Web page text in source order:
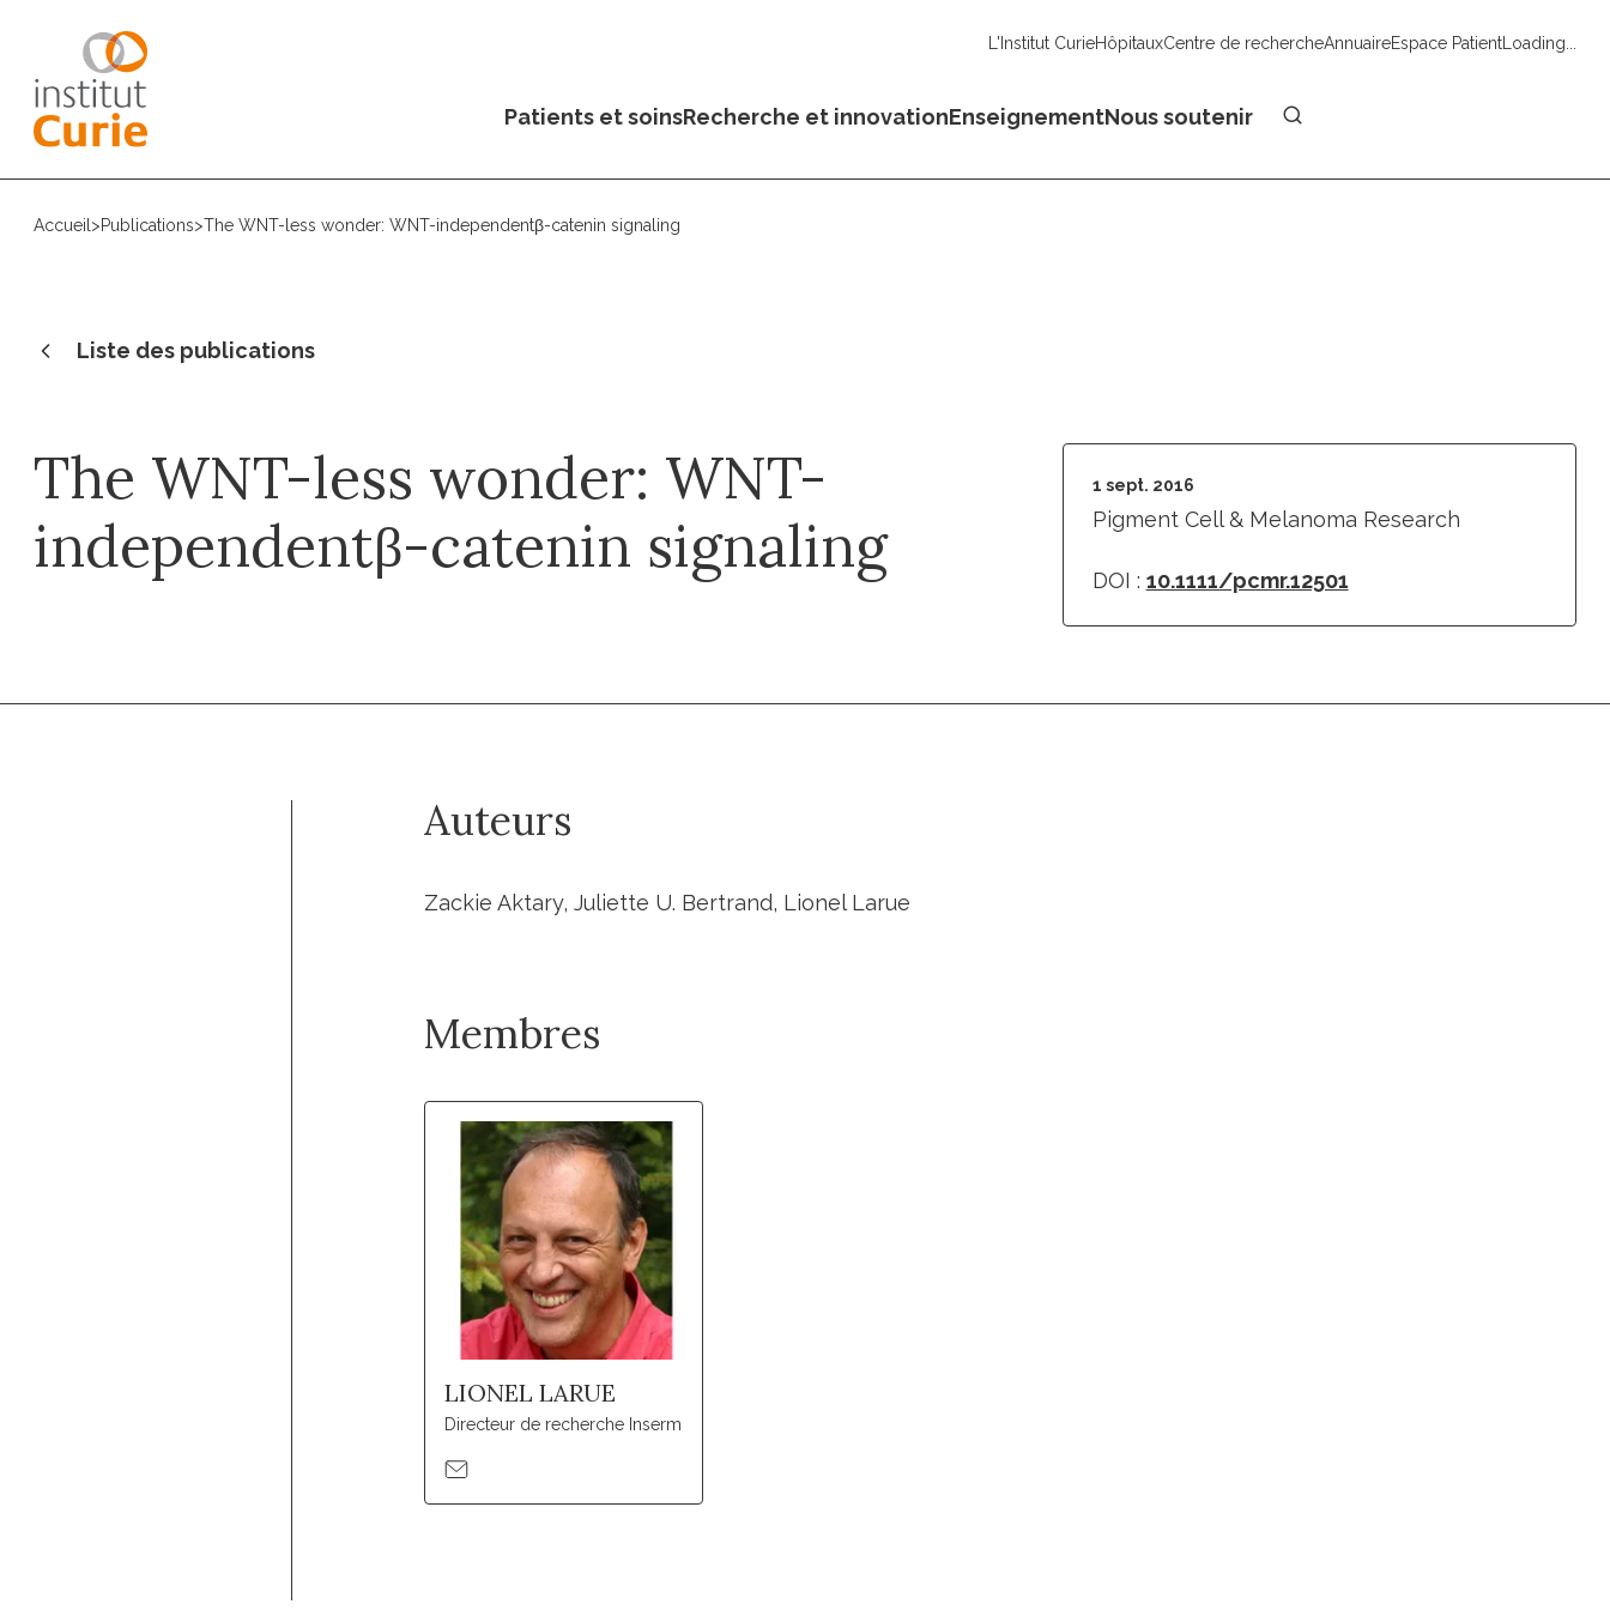
L'Institut CurieHôpitauxCentre de rechercheAnnuaireEspace PatientLoading...
Patients et soinsRecherche et innovationEnseignementNous soutenir
Accueil >Publications>The WNT-less wonder: WNT-independentβ-catenin signaling
Liste des publications
The WNT-less wonder: WNT-
independentβ-catenin signaling
1 sept. 2016
Pigment Cell & Melanoma Research
DOI : 10.1111/pcmr.12501
Auteurs
Zackie Aktary, Juliette U. Bertrand, Lionel Larue
Membres
LIONEL LARUE
Directeur de recherche Inserm